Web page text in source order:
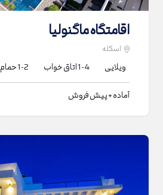
اقامتگاه ماگنولیا
اسکله
ویلایی 1-4اتاق خواب 1-2حمام
آماده + پیش فروش